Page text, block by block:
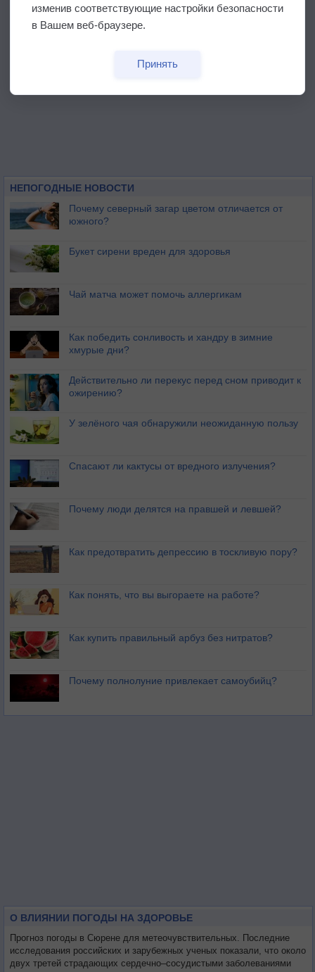
НЕПОГОДНЫЕ НОВОСТИ
Почему северный загар цветом отличается от
южного?
Букет сирени вреден для здоровья
Чай матча может помочь аллергикам
Как победить сонливость и хандру в зимние
хмурые дни?
Действительно ли перекус перед сном приводит к
ожирению?
У зелёного чая обнаружили неожиданную пользу
Спасают ли кактусы от вредного излучения?
Почему люди делятся на правшей и левшей?
Как предотвратить депрессию в тоскливую пору?
Как понять, что вы выгораете на работе?
Как купить правильный арбуз без нитратов?
Почему полнолуние привлекает самоубийц?
О ВЛИЯНИИ ПОГОДЫ НА ЗДОРОВЬЕ
Прогноз погоды в Сюрене для метеочувствительных. Последние
исследования российских и зарубежных ученых показали, что около
двух третей страдающих сердечно–сосудистыми заболеваниями
изменив соответствующие настройки безопасности
в Вашем веб-браузере.
Принять